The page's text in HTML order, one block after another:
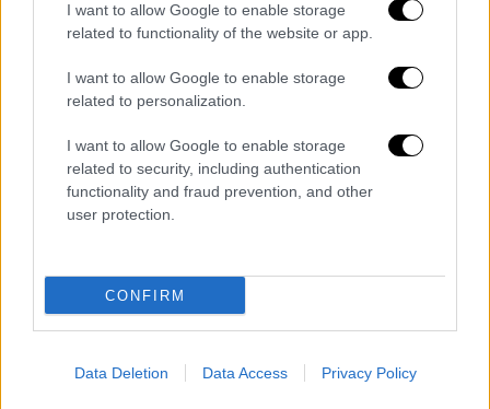
I want to allow Google to enable storage
related to functionality of the website or app.
I want to allow Google to enable storage
related to personalization.
I want to allow Google to enable storage
related to security, including authentication
functionality and fraud prevention, and other
user protection.
CONFIRM
Data Deletion Data Access Privacy Policy
Παράλληλα, οι κάτοχοι της M72 Fan Card
έχουν τη δυνατότητα να συμμετάσχουν σε
κληρώσεις για μοναδικά δώρα, μεταξύ των
οποίων και εισιτήρια για την αρένα της
Το pop-up storeθα παραμείνει ανοιχτό καθ’
όλη τη διάρκεια του τριημέρου, με το κοινό
να έχει συγκεκριμένα ωράρια πρόσβασης:
Παρασκευή 8/5: 10:00 – 20:00
Σάββατο 9/5: 09:00 – 18:30
Κυριακή 10/5: 10:00 – 20:00